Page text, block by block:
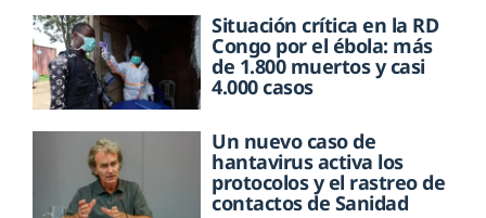
Situación crítica en la RD
Congo por el ébola: más
de 1.800 muertos y casi
4.000 casos
Un nuevo caso de
hantavirus activa los
protocolos y el rastreo de
contactos de Sanidad